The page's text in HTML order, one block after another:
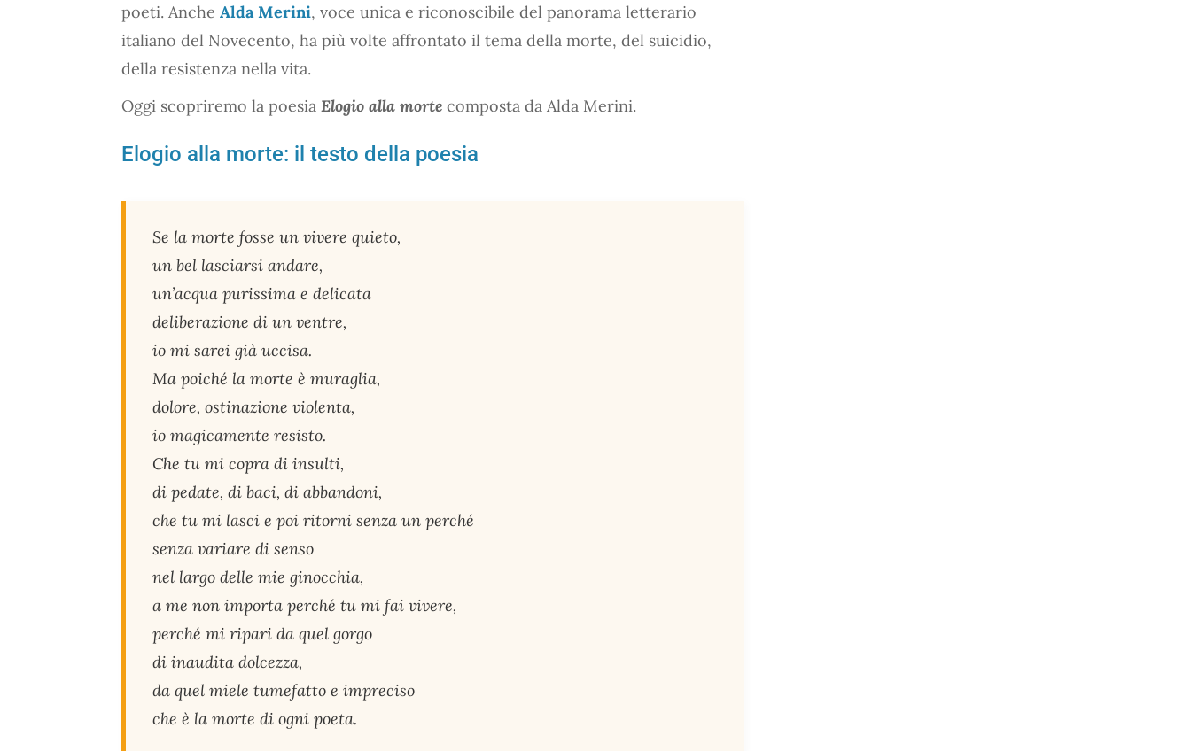
poeti. Anche Alda Merini, voce unica e riconoscibile del panorama letterario
italiano del Novecento, ha più volte affrontato il tema della morte, del suicidio,
della resistenza nella vita.
Oggi scopriremo la poesia Elogio alla morte composta da Alda Merini.
Elogio alla morte: il testo della poesia
Se la morte fosse un vivere quieto,
un bel lasciarsi andare,
un’acqua purissima e delicata
deliberazione di un ventre,
io mi sarei già uccisa.
Ma poiché la morte è muraglia,
dolore, ostinazione violenta,
io magicamente resisto.
Che tu mi copra di insulti,
di pedate, di baci, di abbandoni,
che tu mi lasci e poi ritorni senza un perché
senza variare di senso
nel largo delle mie ginocchia,
a me non importa perché tu mi fai vivere,
perché mi ripari da quel gorgo
di inaudita dolcezza,
da quel miele tumefatto e impreciso
che è la morte di ogni poeta.